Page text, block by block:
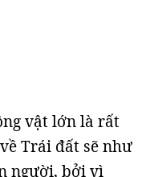
vật lớn là rất
Trái đất sẽ như
người, bởi vì